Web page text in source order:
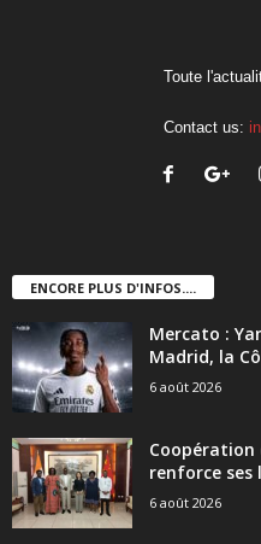
Toute
Contact us:
ENCORE PLUS D'INFOS....
Mercato :
Madrid, la
6 août 2026
Coopération
renforce ses
6 août 2026